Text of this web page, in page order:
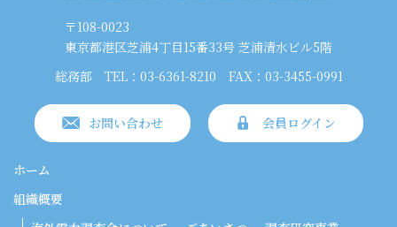
〒108-0023
東京都港区芝浦4丁目15番33号 芝浦清水ビル5階
総務部
TEL：03-6361-8210 FAX：03-3455-0991
お問い合わせ 会員ログイン
ホーム
組織概要